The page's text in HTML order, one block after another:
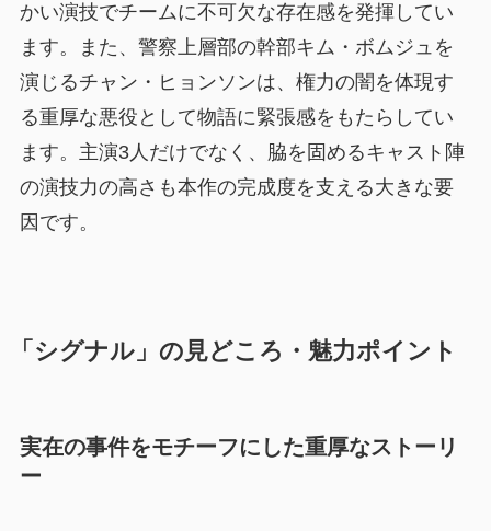
かい演技でチームに不可欠な存在感を発揮してい
ます。また、警察上層部の幹部キム・ボムジュを
演じるチャン・ヒョンソンは、権力の闇を体現す
る重厚な悪役として物語に緊張感をもたらしてい
ます。主演3人だけでなく、脇を固めるキャスト陣
の演技力の高さも本作の完成度を支える大きな要
因です。
「シグナル」の見どころ・魅力ポイント
実在の事件をモチーフにした重厚なストーリ
ー